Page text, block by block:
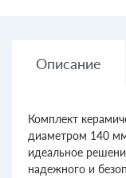
Описание
Комплект
диаметром 140
идеальное
надежного и